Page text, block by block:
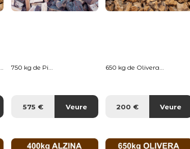
750 kg de Pi...
575 € Veure
650 kg de Olivera...
200 € Veure